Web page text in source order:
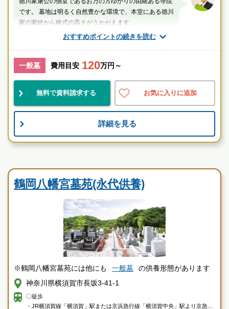
おすすめポイントの続きを読む
です。 墓地は明るく自然豊かな環境で、本堂にある徳川
家の家紋から格式の高さがうかがえます。
厚生労働省認定 葬祭ディレクター技能審査
1級葬祭ディレクター 田中（業界歴15年）
神奈川県
伝統的 歴史有
お墓のことなら何でもご相談ください
現地を見学して実際の雰囲気をお確かめください
一般墓 費用目安 120万円～
無料で資料請求する お気に入りに追加
詳細を見る
鶴岡八幡宮墓苑(永代供養)
※鶴岡八幡宮墓苑には他にも 一般墓
の供養形態があります
神奈川県横須賀市長坂3-41-1
〇徒歩
・JR横須賀線「横須賀」駅または京浜急行線「横須賀中央」駅より京急バ